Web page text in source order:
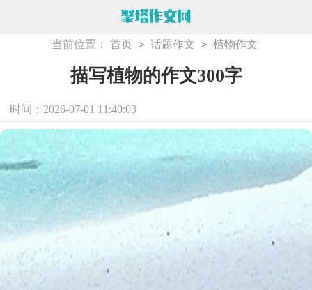
当前位置： 首页 > 话题作文 > 植物作文
描写植物的作文300字
时间：2026-07-01 11:40:03